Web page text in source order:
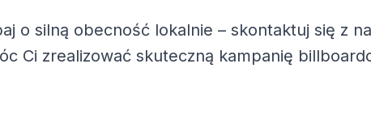
o silną obecność lokalnie – skontaktuj się z
Ci zrealizować skuteczną kampanię